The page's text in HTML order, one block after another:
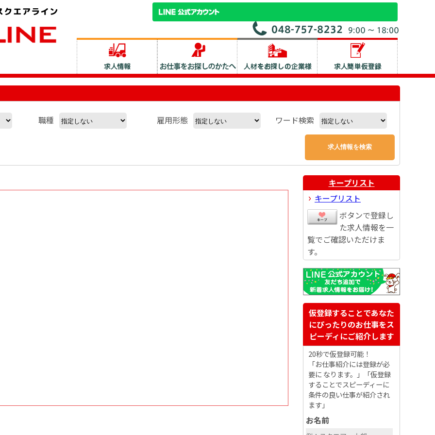
職種 雇用形態 ワード検索
キープリスト
キープリスト
ボタンで登録し
た求人情報を一
覧でご確認いただけま
す。
仮登録することであなた
にぴったりのお仕事をス
ピーディにご紹介します
20秒で仮登録可能！
「お仕事紹介には登録が必
要に なります。」「仮登録
することでスピーディーに
条件の良い仕事が紹介され
ます」
お名前